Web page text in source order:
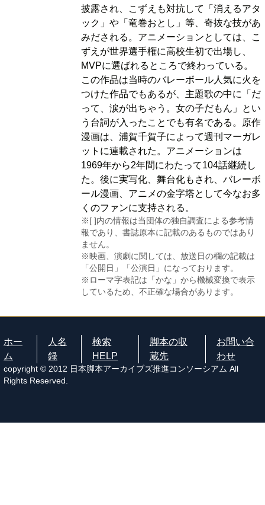
披露され、こずえも対抗して「消えるアタ
ック」や「竜巻おとし」等、奇抜な技があ
みだされる。アニメーションとしては、こ
ずえが世界選手権に高校生初で出場し、
MVPに選ばれるところで終わっている。
この作品は当時のバレーボール人気に火を
つけた作品でもあるが、主題歌の中に「だ
って、涙が出ちゃう。女の子だもん」とい
う台詞が入ったことでも有名である。原作
漫画は、浦賀千賀子によって週刊マーガレ
ットに連載された。アニメーションは
1969年から2年間にわたって104話継続し
た。後に実写化、舞台化もされ、バレーボ
ール漫画、アニメの金字塔として今なお多
くのファンに支持される。
※[ ]内の情報は当団体の独自調査による参考情
報であり、書誌原本に記載のあるものではあり
ません。
※映画、演劇に関しては、放送日の欄の記載は
「公開日」「公演日」になっております。
※ローマ字表記は「かな」から機械変換で表示
しているため、不正確な場合があります。
ホー
ム
人名
録
検索
HELP
脚本の収
蔵先
お問い合
わせ
copyright © 2012 日本脚本アーカイブズ推進コンソーシアム All
Rights Reserved.